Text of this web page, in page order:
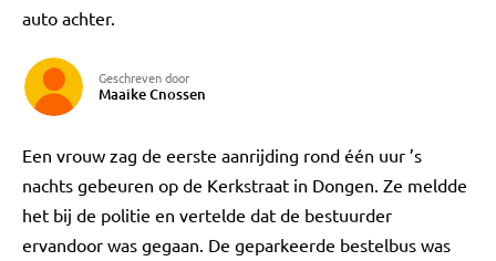
auto achter.
Geschreven door
Maaike Cnossen
Een vrouw zag de eerste aanrijding rond één uur ’s
nachts gebeuren op de Kerkstraat in Dongen. Ze meldde
het bij de politie en vertelde dat de bestuurder
ervandoor was gegaan. De geparkeerde bestelbus was